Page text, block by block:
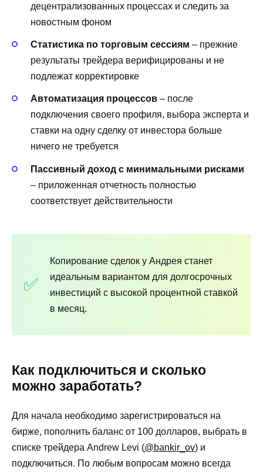
децентрализованных процессах и следить за
новостным фоном
Статистика по торговым сессиям – прежние
результаты трейдера верифицированы и не
подлежат корректировке
Автоматизация процессов – после
подключения своего профиля, выбора эксперта и
ставки на одну сделку от инвестора больше
ничего не требуется
Пассивный доход с минимальными рисками
– приложенная отчетность полностью
соответствует действительности
Копирование сделок у Андрея станет
идеальным вариантом для долгосрочных
инвестиций с высокой процентной ставкой
в месяц.
Как подключиться и сколько
можно заработать?
Для начала необходимо зарегистрироваться на
бирже, пополнить баланс от 100 долларов, выбрать в
списке трейдера Andrew Levi (@bankir_ov) и
подключиться. По любым вопросам можно всегда